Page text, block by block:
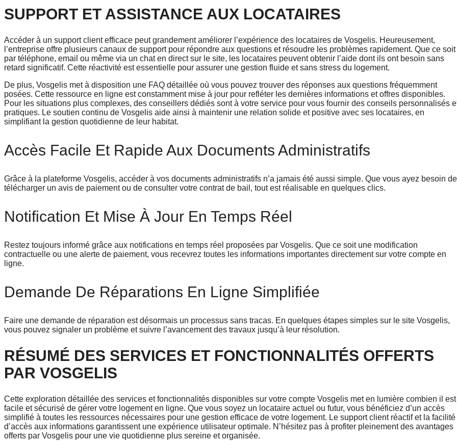
SUPPORT ET ASSISTANCE AUX LOCATAIRES
Accéder à un support client efficace peut grandement améliorer l’expérience des locataires de Vosgelis. Heureusement,
l’entreprise offre plusieurs canaux de support pour répondre aux questions et résoudre les problèmes rapidement. Que ce soit
par téléphone, email ou même via un chat en direct sur le site, les locataires peuvent obtenir l’aide dont ils ont besoin sans
retard significatif. Cette réactivité est essentielle pour assurer une gestion fluide et sans stress du logement.
De plus, Vosgelis met à disposition une FAQ détaillée où vous pouvez trouver des réponses aux questions fréquemment
posées. Cette ressource en ligne est constamment mise à jour pour refléter les dernières informations et offres disponibles.
Pour les situations plus complexes, des conseillers dédiés sont à votre service pour vous fournir des conseils personnalisés
pratiques. Le soutien continu de Vosgelis aide ainsi à maintenir une relation solide et positive avec ses locataires, en
simplifiant la gestion quotidienne de leur habitat.
Accès Facile Et Rapide Aux Documents Administratifs
Grâce à la plateforme Vosgelis, accéder à vos documents administratifs n’a jamais été aussi simple. Que vous ayez besoin de
télécharger un avis de paiement ou de consulter votre contrat de bail, tout est réalisable en quelques clics.
Notification Et Mise À Jour En Temps Réel
Restez toujours informé grâce aux notifications en temps réel proposées par Vosgelis. Que ce soit une modification
contractuelle ou une alerte de paiement, vous recevrez toutes les informations importantes directement sur votre compte en
ligne.
Demande De Réparations En Ligne Simplifiée
Faire une demande de réparation est désormais un processus sans tracas. En quelques étapes simples sur le site Vosgelis,
vous pouvez signaler un problème et suivre l’avancement des travaux jusqu’à leur résolution.
RÉSUMÉ DES SERVICES ET FONCTIONNALITÉS OFFERTS
PAR VOSGELIS
Cette exploration détaillée des services et fonctionnalités disponibles sur votre compte Vosgelis met en lumière combien il est
facile et sécurisé de gérer votre logement en ligne. Que vous soyez un locataire actuel ou futur, vous bénéficiez d’un accès
simplifié à toutes les ressources nécessaires pour une gestion efficace de votre logement. Le support client réactif et la facilité
d’accès aux informations garantissent une expérience utilisateur optimale. N’hésitez pas à profiter pleinement des avantages
offerts par Vosgelis pour une vie quotidienne plus sereine et organisée.